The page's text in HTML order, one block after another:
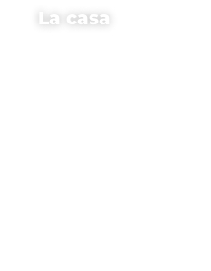
La casa